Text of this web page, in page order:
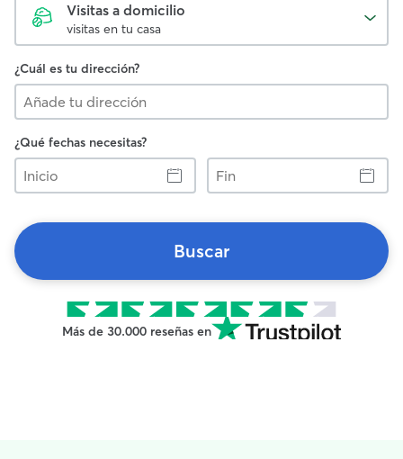
Visitas a domicilio
visitas en tu casa
¿Cuál es tu dirección?
¿Qué fechas necesitas?
Inicio
Fin
Buscar
Más de 30.000 reseñas en